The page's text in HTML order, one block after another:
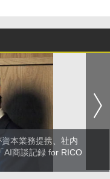
本業務提携、社内
AI商談記録 for RICO